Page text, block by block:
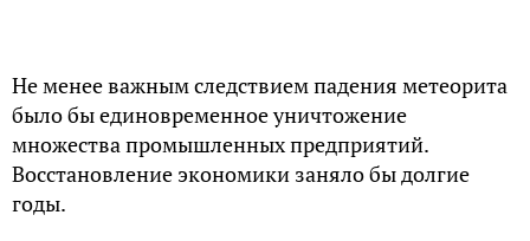
Не менее важным следствием падения метеорита
было бы единовременное уничтожение
множества промышленных предприятий.
Восстановление экономики заняло бы долгие
годы.